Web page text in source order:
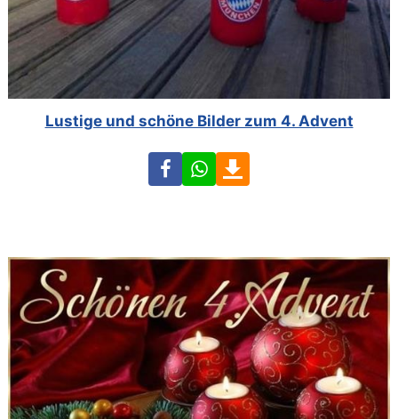
Lustige und schöne Bilder zum 4. Advent
FacebookWhatsApp